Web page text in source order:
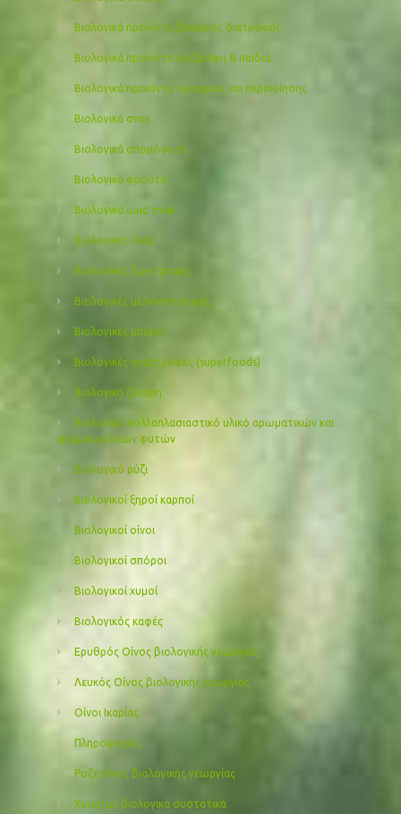
Βιολογικά προϊόντα βρεφικής διατροφής
Βιολογικά προϊόντα για βρέφη & παιδιά
Βιολογικά προιόντα ομορφιάς και περιποίησης
Βιολογικά σνακ
Βιολογικά σπορόφυτα
Βιολογικά φρούτα
Βιολογικά ωμά σνακ
Βιολογικές ελιές
Βιολογικές ζωοτροφές
Βιολογικές μελισσοτροφές
Βιολογικές μπύρες
Βιολογικές υπερτροφές (superfoods)
Βιολογική ζάχαρη
Βιολογικό πολλαπλασιαστικό υλικό αρωματικών και
φαρμακευτικών φυτών
Βιολογικό ρύζι
Βιολογικοί ξηροί καρποί
Βιολογικοί οίνοι
Βιολογικοί σπόροι
Βιολογικοί χυμοί
Βιολογικός καφές
Ερυθρός Οίνος βιολογικής γεωργίας
Λευκός Οίνος βιολογικής γεωργίας
Οίνοι Ικαρίας
Πληροφορίες
Ροζε οίνος βιολογικής γεωργίας
Χυμοί με βιολογικά συστατικά